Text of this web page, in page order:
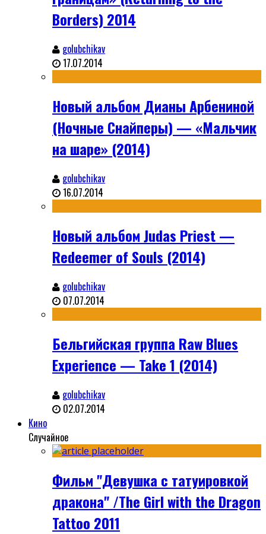
Borders) 2014
golubchikav
17.07.2014
Новый альбом Дианы Арбениной
(Ночные Снайперы) — «Мальчик
на шаре» (2014)
golubchikav
16.07.2014
Новый альбом Judas Priest —
Redeemer of Souls (2014)
golubchikav
07.07.2014
Бельгийская группа Raw Blues
Experience — Take 1 (2014)
golubchikav
02.07.2014
Кино
Случайное
Фильм "Девушка с татуировкой
дракона" /The Girl with the Dragon
Tattoo 2011